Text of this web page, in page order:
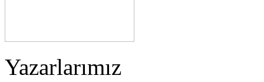
Yazarlarımız